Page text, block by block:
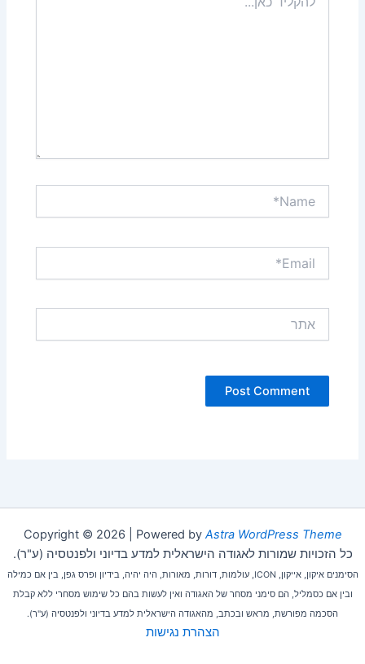
כאן...
Copyright © 2026 | Powered by Astra WordPress Theme
כל הזכויות שמורות לאגודה הישראלית למדע בדיוני ולפנטסיה (ע"ר).
הסימנים איקון, אייקון, ICON, עולמות, דורות, מאורות, היה יהיה, בידיון ופרס גפן, בין אם כמילה
ובין אם כסמליל, הם סימני מסחר של האגודה ואין לעשות בהם כל שימוש מסחרי ללא קבלת
הסכמה מפורשת, מראש ובכתב, מהאגודה הישראלית למדע בדיוני ולפנטסיה (ע"ר).
הצהרת נגישות